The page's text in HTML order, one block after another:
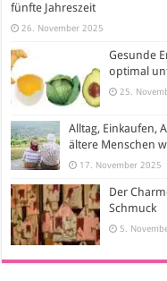
fünfte Jahreszeit
26. November 2025
Gesunde
optimal
25.
Alltag, Einkaufen,
ältere Menschen
17. November 2025
Der
Schmuck
5.